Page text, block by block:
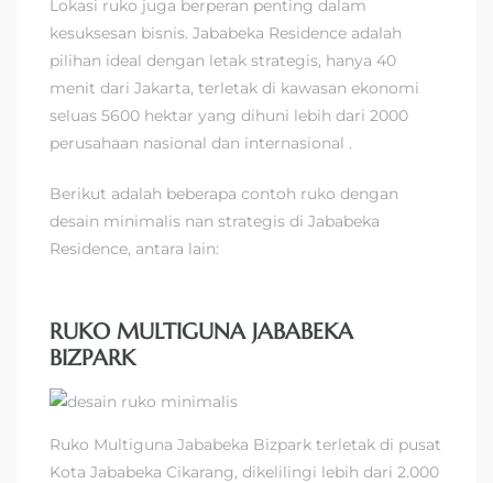
Lokasi ruko juga berperan penting dalam
kesuksesan bisnis. Jababeka Residence adalah
pilihan ideal dengan letak strategis, hanya 40
menit dari Jakarta, terletak di kawasan ekonomi
seluas 5600 hektar yang dihuni lebih dari 2000
perusahaan nasional dan internasional .
Berikut adalah beberapa contoh ruko dengan
desain minimalis nan strategis di Jababeka
Residence, antara lain:
RUKO MULTIGUNA JABABEKA
BIZPARK
Ruko Multiguna Jababeka Bizpark terletak di pusat
Kota Jababeka Cikarang, dikelilingi lebih dari 2.000